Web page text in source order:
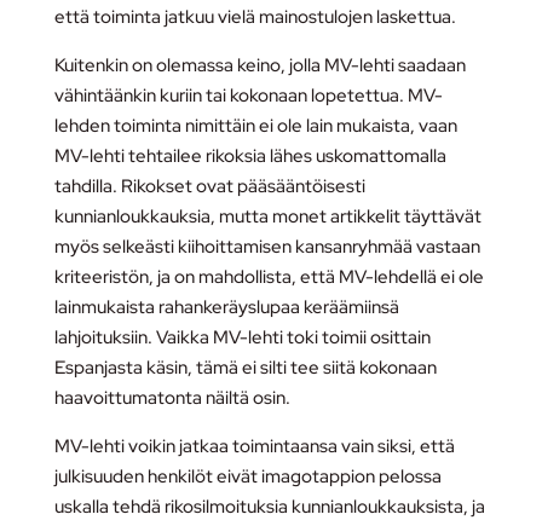
että toiminta jatkuu vielä mainostulojen laskettua.
Kuitenkin on olemassa keino, jolla MV-lehti saadaan
vähintäänkin kuriin tai kokonaan lopetettua. MV-
lehden toiminta nimittäin ei ole lain mukaista, vaan
MV-lehti tehtailee rikoksia lähes uskomattomalla
tahdilla. Rikokset ovat pääsääntöisesti
kunnianloukkauksia, mutta monet artikkelit täyttävät
myös selkeästi kiihoittamisen kansanryhmää vastaan
kriteeristön, ja on mahdollista, että MV-lehdellä ei ole
lainmukaista rahankeräyslupaa keräämiinsä
lahjoituksiin. Vaikka MV-lehti toki toimii osittain
Espanjasta käsin, tämä ei silti tee siitä kokonaan
haavoittumatonta näiltä osin.
MV-lehti voikin jatkaa toimintaansa vain siksi, että
julkisuuden henkilöt eivät imagotappion pelossa
uskalla tehdä rikosilmoituksia kunnianloukkauksista, ja